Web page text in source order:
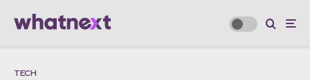
TECH